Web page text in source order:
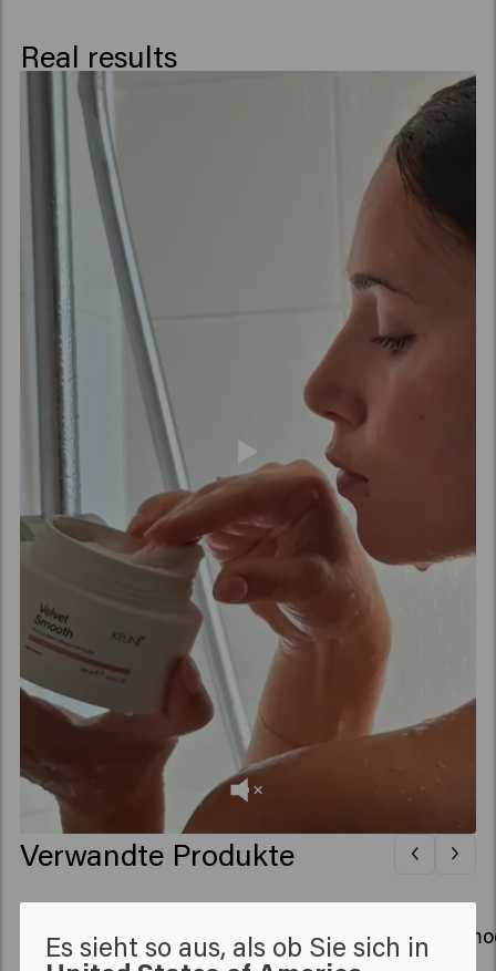
Alpha-Isomethyl Ionone, Citronellol, Citrus Aurantium
Peel Oil, Hexyl Cinnamal, Limonene, Linalool, Linalyl
Acetate, Tetramethyl Acetyloctahydronaphthalenes
Real results
Verwandte Produkte
Velvet Smooth Conditioner - travel
size
Velvet
Es sieht so aus, als ob Sie sich in